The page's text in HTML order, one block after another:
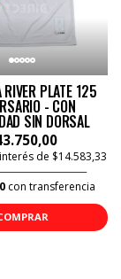
RIVER PLATE 125
- CON
SIN DORSAL
de $14.583,33
con transferencia